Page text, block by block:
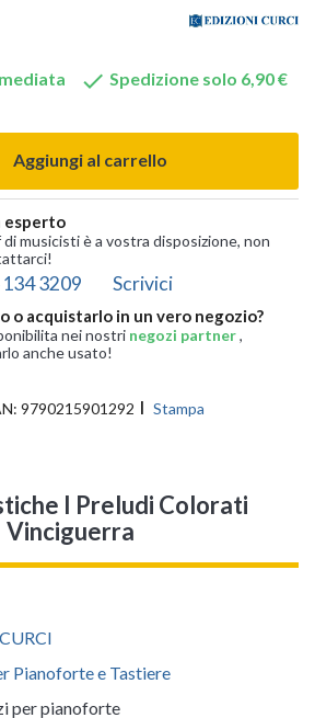
 Spedizione solo 6,90 €
Aggiungi al carrello
esperto
musicisti è a vostra disposizione, non
3209 Scrivici
o acquistarlo in un vero negozio?
nei nostri negozi partner,
anche usato!
9790215901292 Stampa
I Preludi Colorati
Vinciguerra
Pianoforte e Tastiere
per pianoforte